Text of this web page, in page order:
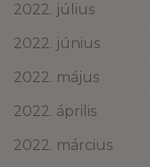
2022. július
2022. június
2022. május
2022. április
2022. március